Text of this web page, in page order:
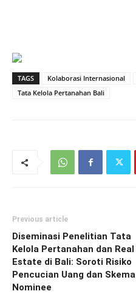
TAGS Kolaborasi Internasional
Tata Kelola Pertanahan Bali
Previous article
Diseminasi Penelitian Tata
Kelola Pertanahan dan Real
Estate di Bali: Soroti Risiko
Pencucian Uang dan Skema
Nominee